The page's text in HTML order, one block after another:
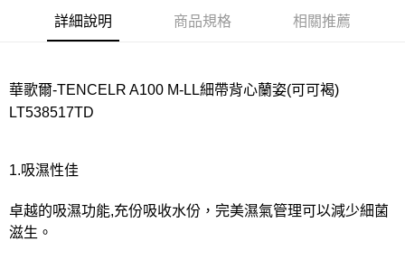
每筆NT$80，滿NT$1,000(含以上)免運費
每筆NT$220
詳細說明 商品規格 相關推薦
華歌爾-TENCELR A100 M-LL細帶背心蘭姿(可可褐)
LT538517TD
1.吸濕性佳
卓越的吸濕功能,充份吸收水份，完美濕氣管理可以減少細菌
滋生。